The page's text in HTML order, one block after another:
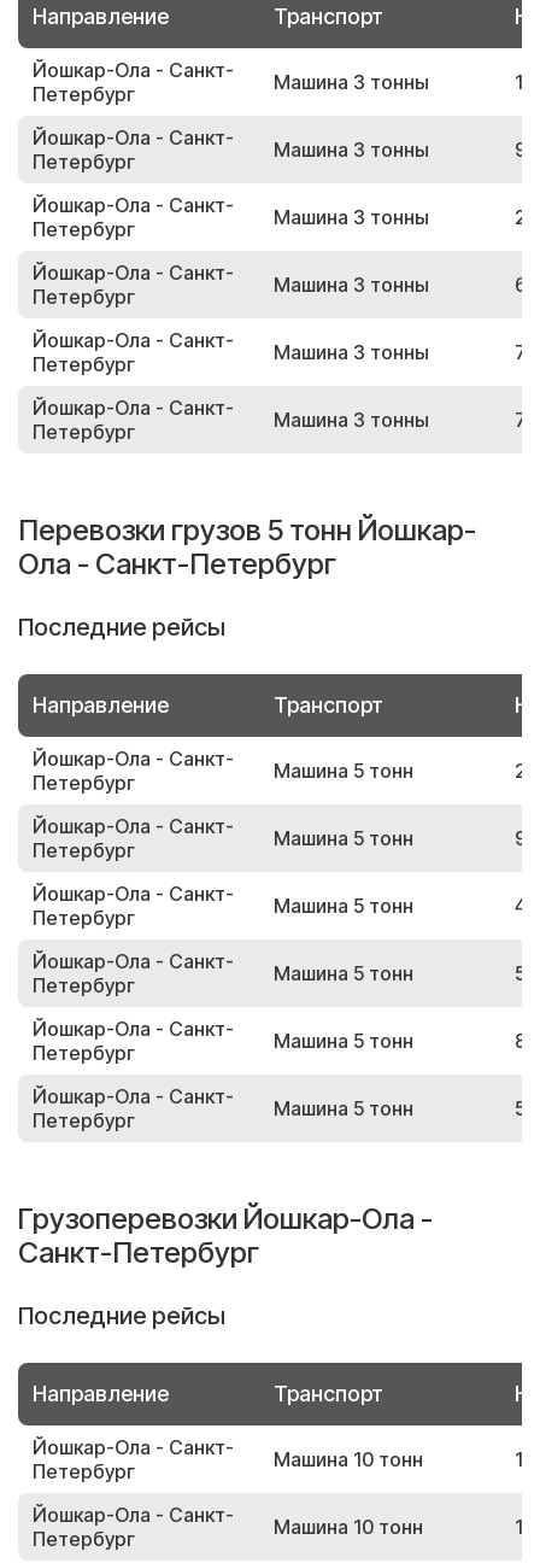
Направление Транспорт
Йошкар-Ола - Санкт-
Петербург
Машина 3 тонны
Йошкар-Ола - Санкт-
Петербург
Машина 3 тонны
Йошкар-Ола - Санкт-
Петербург
Машина 3 тонны
Йошкар-Ола - Санкт-
Петербург
Машина 3 тонны
Йошкар-Ола - Санкт-
Петербург
Машина 3 тонны
Йошкар-Ола - Санкт-
Петербург
Машина 3 тонны
Перевозки грузов 5 тонн Йошкар-
Ола - Санкт-Петербург
Последние рейсы
Направление Транспорт
Йошкар-Ола - Санкт-
Петербург
Машина 5 тонн
Йошкар-Ола - Санкт-
Петербург
Машина 5 тонн
Йошкар-Ола - Санкт-
Петербург
Машина 5 тонн
Йошкар-Ола - Санкт-
Петербург
Машина 5 тонн
Йошкар-Ола - Санкт-
Петербург
Машина 5 тонн
Йошкар-Ола - Санкт-
Петербург
Машина 5 тонн
Грузоперевозки Йошкар-Ола -
Санкт-Петербург
Последние рейсы
Направление Транспорт
Йошкар-Ола - Санкт-
Петербург
Машина 10 тонн
Йошкар-Ола - Санкт-
Петербург
Машина 10 тонн